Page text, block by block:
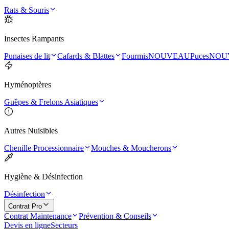
Rats & Souris
Insectes Rampants
Punaises de lit
Cafards & Blattes FourmisNOUVEAUPuces
Hyménoptères
Guêpes & Frelons Asiatiques
Autres Nuisibles
Chenille Processionnaire
Mouches & Moucherons
Hygiène & Désinfection
Désinfection
Contrat Pro
Contrat Maintenance
Prévention & Conseils
Devis en ligneSecteurs